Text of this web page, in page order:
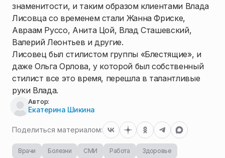
знаменитости, и таким образом клиентами Влада
Лисовца со временем стали Жанна Фриске,
Авраам Руссо, Анита Цой, Влад Сташевский,
Валерий Леонтьев и другие.
Лисовец был стилистом группы «Блестящие», и
даже Ольга Орлова, у которой был собственный
стилист все это время, перешла в талантливые
руки Влада.
Автор:
Екатерина Шикина
Поделиться материалом:
Врачи Болезни СМИ Работа
Здоровье